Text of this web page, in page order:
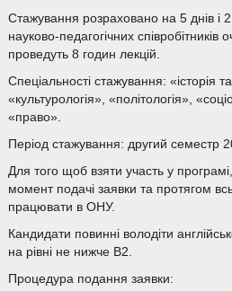
Стажування розраховано на 5 днів і
науково-педагогічних співробітників
проведуть 8 годин лекцій.
Спеціальності стажування: «історія
«культурологія», «політологія»,
«право».
Період стажування: другий семестр
Для того щоб взяти участь у
момент подачі заявки та протягом
працювати в ОНУ.
Кандидати повинні володіти
на рівні не нижче В2.
Процедура подання заявки: